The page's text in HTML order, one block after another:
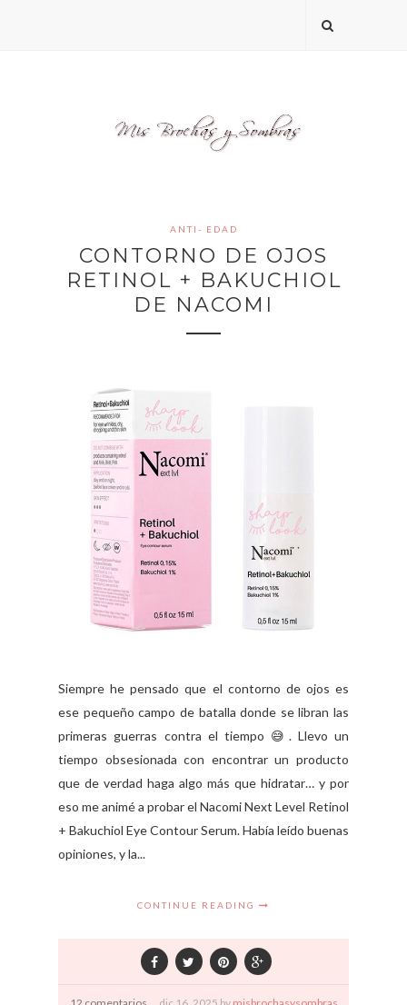
ANTI- EDAD
CONTORNO DE OJOS
RETINOL + BAKUCHIOL
DE NACOMI
Siempre he pensado que el contorno de ojos es
ese pequeño campo de batalla donde se libran las
primeras guerras contra el tiempo 😅. Llevo un
tiempo obsesionada con encontrar un producto
que de verdad haga algo más que hidratar… y por
eso me animé a probar el Nacomi Next Level Retinol
+ Bakuchiol Eye Contour Serum. Había leído buenas
opiniones, y la...
CONTINUE READING